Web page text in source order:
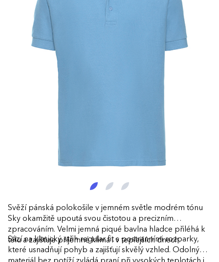
Svěží pánská polokošile v jemném světle modrém tónu
Sky okamžitě upoutá svou čistotou a precizním
zpracováním. Velmi jemná piqué bavlna hladce přiléhá k
tělu a zajišťuje příjemné klima i v teplejších dnech.
Sází na klasický střih regular fit s postranními rozparky,
které usnadňují pohyb a zajišťují skvělý vzhled. Odolný